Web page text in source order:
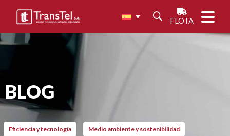
FLOTA
BLOG
Eficiencia y tecnología Medio ambiente y sostenibilidad